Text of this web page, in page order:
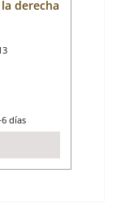
derecha
días